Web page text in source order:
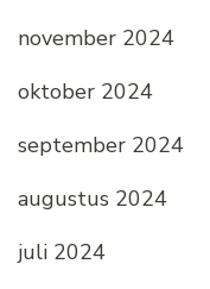
november 2024
oktober 2024
september 2024
augustus 2024
juli 2024